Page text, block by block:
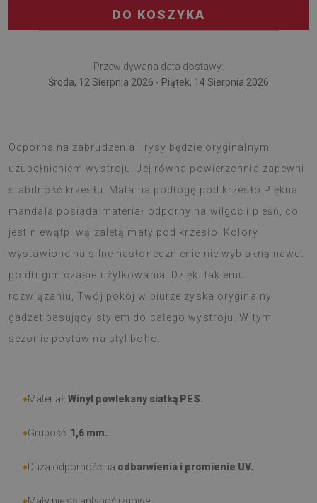
DO KOSZYKA
Przewidywana data dostawy:
Środa, 12 Sierpnia 2026 - Piątek, 14 Sierpnia 2026
Odporna na zabrudzenia i rysy będzie oryginalnym
uzupełnieniem wystroju. Jej równa powierzchnia zapewni
stabilność krzesłu. Mata na podłogę pod krzesło Piękna
mandala posiada materiał odporny na wilgoć i pleśń, co
jest niewątpliwą zaletą maty pod krzesło. Kolory
wystawione na silne nasłonecznienie nie wyblakną nawet
po długim czasie użytkowania. Dzięki takiemu
rozwiązaniu, Twój pokój w biurze zyska oryginalny
gadżet pasujący stylem do całego wystroju. W tym
sezonie postaw na styl boho.
♦Materiał: Winyl powlekany siatką PES.
♦Grubość: 1,6 mm.
♦Duża odporność na odbarwienia i promienie UV.